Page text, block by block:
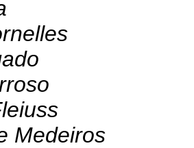
Medeiros